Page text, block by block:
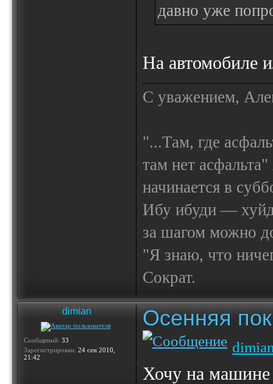
давно уже
На автомобиле
С уважением,
"...Там, где
там нет
начинается в
Ибу ибуди —
за шагом можно
"Я знаю, что
Сократ.
dimian
Сообщений: 33
Зарегистрирован: 24 сен 2010,
21:42
Осенняя
Хочу на машине